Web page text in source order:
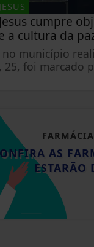
cumpre
a cultura da
município
foi marcado
AS
ESTARÃO